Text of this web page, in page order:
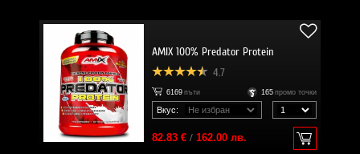
AMIX 100% Predator Protein
4.7
6169 пъти 165 промо точки
Вкус:
82.83 €/ 162.00 лв.